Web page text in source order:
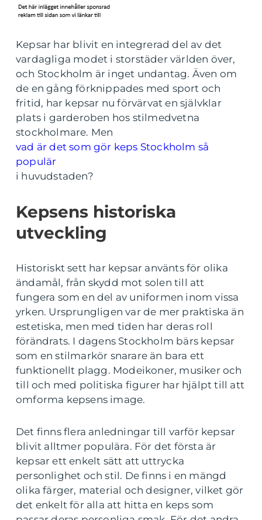
Kepsar har blivit en integrerad del av det
vardagliga modet i storstäder världen över,
och Stockholm är inget undantag. Även om
de en gång förknippades med sport och
fritid, har kepsar nu förvärvat en självklar
plats i garderoben hos stilmedvetna
stockholmare. Men
vad är det som gör keps Stockholm så
populär
i huvudstaden?
Kepsens historiska
utveckling
Historiskt sett har kepsar använts för olika
ändamål, från skydd mot solen till att
fungera som en del av uniformen inom vissa
yrken. Ursprungligen var de mer praktiska än
estetiska, men med tiden har deras roll
förändrats. I dagens Stockholm bärs kepsar
som en stilmarkör snarare än bara ett
funktionellt plagg. Modeikoner, musiker och
till och med politiska figurer har hjälpt till att
omforma kepsens image.
Det finns flera anledningar till varför kepsar
blivit alltmer populära. För det första är
kepsar ett enkelt sätt att uttrycka
personlighet och stil. De finns i en mängd
olika färger, material och designer, vilket gör
det enkelt för alla att hitta en keps som